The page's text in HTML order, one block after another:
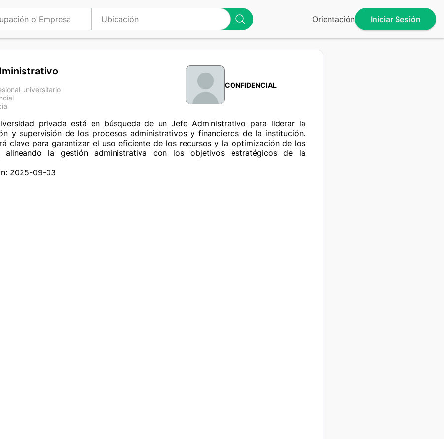
Orientación Iniciar Sesión
universitario
CONFIDENCIAL
privada está en búsqueda de un Jefe Administrativo para liderar la
y supervisión de los procesos administrativos y financieros de la institución.
clave para garantizar el uso eficiente de los recursos y la optimización de los
alineando la gestión administrativa con los objetivos estratégicos de la
2025-09-03